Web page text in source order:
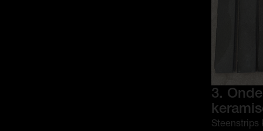
3.
Steenstrips